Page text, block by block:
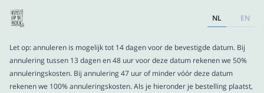
NL EN
Let op: annuleren is mogelijk tot 14 dagen voor de bevestigde datum. Bij
annulering tussen 13 dagen en 48 uur voor deze datum rekenen we 50%
annuleringskosten. Bij annulering 47 uur of minder vóór deze datum
rekenen we 100% annuleringskosten. Als je hieronder je bestelling plaatst,